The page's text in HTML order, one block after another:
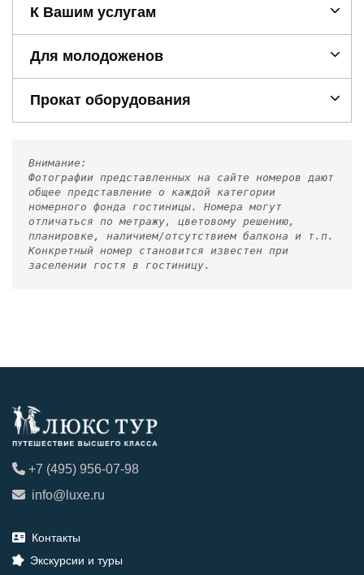
К Вашим услугам
Для молодоженов
Прокат оборудования
Внимание:
Фотографии представленных на сайте номеров дают
общее представление о каждой категории
номерного фонда гостиницы. Номера могут
отличаться по метражу, цветовому решению,
планировке, наличием/отсутствием балкона и т.п.
Конкретный номер становится известен при
заселении гостя в гостиницу.
+7 (495) 956-07-98
info@luxe.ru
Контакты
Экскурсии и туры